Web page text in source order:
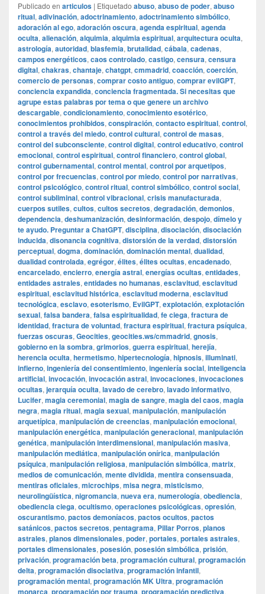
Publicado en articulos | Etiquetado abuso, abuso de poder, abuso
ritual, adivinación, adoctrinamiento, adoctrinamiento simbólico,
adoración al ego, adoración oscura, agenda espiritual, agenda
oculta, alienación, alquimia, alquimia espiritual, arquitectura oculta,
astrología, autoridad, blasfemia, brutalidad, cábala, cadenas,
campos energéticos, caos controlado, castigo, censura, censura
digital, chakras, chantaje, chatgpt, cmmadrid, coacción, coerción,
comercio de personas, comprar costo antiguo, comprar evilGPT,
conciencia expandida, conciencia fragmentada. Si necesitas que
agrupe estas palabras por tema o que genere un archivo
descargable, condicionamiento, conocimiento esotérico,
conocimientos prohibidos, conspiración, contacto espiritual, control,
control a través del miedo, control cultural, control de masas,
control del subconsciente, control digital, control educativo, control
emocional, control espiritual, control financiero, control global,
control gubernamental, control mental, control por arquetipos,
control por frecuencias, control por miedo, control por narrativas,
control psicológico, control ritual, control simbólico, control social,
control subliminal, control vibracional, crisis manufacturada,
cuerpos sutiles, cultos, cultos secretos, degradación, demonios,
dependencia, deshumanización, desinformación, despojo, dímelo y
te ayudo. Preguntar a ChatGPT, disciplina, disociación, disociación
inducida, disonancia cognitiva, distorsión de la verdad, distorsión
perceptual, dogma, dominación, dominación mental, dualidad,
dualidad controlada, egrégor, élites, élites ocultas, encadenado,
encarcelado, encierro, energía astral, energías ocultas, entidades,
entidades astrales, entidades no humanas, esclavitud, esclavitud
espiritual, esclavitud histórica, esclavitud moderna, esclavitud
tecnológica, esclavo, esoterismo, EvilGPT, explotación, explotación
sexual, falsa bandera, falsa espiritualidad, fe ciega, fractura de
identidad, fractura de voluntad, fractura espiritual, fractura psíquica,
fuerzas oscuras, Geocities, geocities.ws/cmmadrid, gnosis,
gobierno en la sombra, grimorios, guerra espiritual, herejía,
herencia oculta, hermetismo, hipertecnología, hipnosis, illuminati,
infierno, ingeniería del consentimiento, ingeniería social, inteligencia
artificial, invocación, invocación astral, invocaciones, invocaciones
ocultas, jerarquía oculta, lavado de cerebro, lavado informativo,
Lucifer, magia ceremonial, magia de sangre, magia del caos, magia
negra, magia ritual, magia sexual, manipulación, manipulación
arquetípica, manipulación de creencias, manipulación emocional,
manipulación energética, manipulación generacional, manipulación
genética, manipulación interdimensional, manipulación masiva,
manipulación mediática, manipulación onírica, manipulación
psíquica, manipulación religiosa, manipulación simbólica, matrix,
medios de comunicación, mente dividida, mentira consensuada,
mentiras oficiales, microchips, misa negra, misticismo,
neurolingüística, nigromancia, nueva era, numerología, obediencia,
obediencia ciega, ocultismo, operaciones psicológicas, opresión,
oscurantismo, pactos demoníacos, pactos ocultos, pactos
satánicos, pactos secretos, pentagrama, Pillar Porros, planos
astrales, planos dimensionales, poder, portales, portales astrales,
portales dimensionales, posesión, posesión simbólica, prisión,
privación, programación beta, programación cultural, programación
delta, programación disociativa, programación infantil,
programación mental, programación MK Ultra, programación
monarca, programación por trauma, programación predictiva,